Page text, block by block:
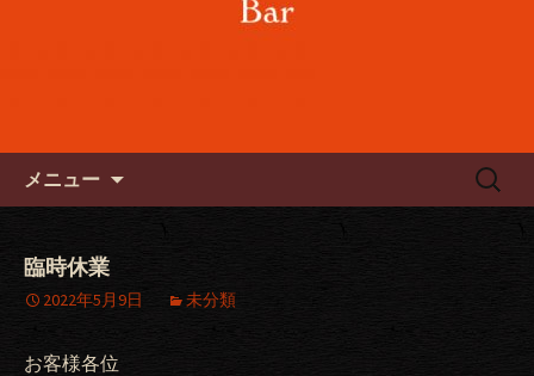
メニュー
検
臨時休業
2022年5月9日 未分類
お客様各位